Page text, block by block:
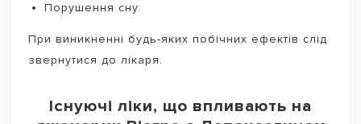
Порушення сну.
При виникненні будь-яких побічних ефектів слід
звернутися до лікаря.
Існуючі ліки, що впливають на